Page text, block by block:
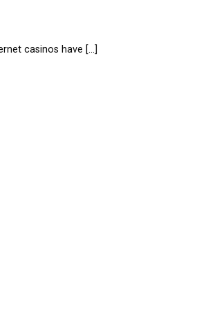
casinos have [...]